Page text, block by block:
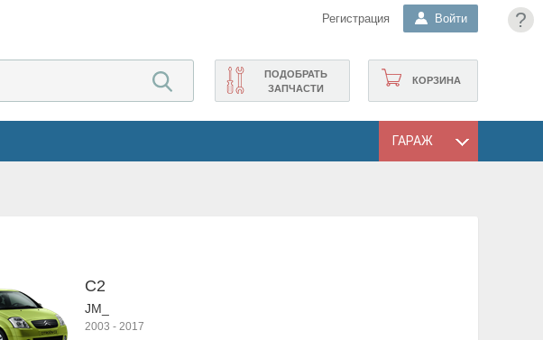
?
Регистрация Войти
КОРЗИНА
ПОДОБРАТЬ
ЗАПЧАСТИ
ГАРАЖ
C2
JM_
2003 - 2017